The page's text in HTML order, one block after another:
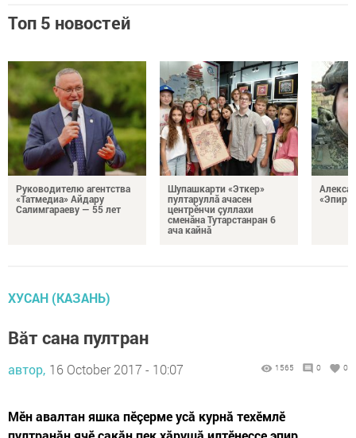
Топ 5 новостей
Руководителю агентства
«Татмедиа» Айдару
Салимгараеву — 55 лет
Шупашкарти «Эткер»
пултаруллă ачасен
центрӗнчи çуллахи
сменăна Тутарстанран 6
ача кайнă
«Эпир
ХУСАН (КАЗАНЬ)
Вăт сана пултран
автор, 16 October 2017 - 10:07 1565 0 0
Мӗн авалтан яшка пӗçерме усă курнă техӗмлӗ